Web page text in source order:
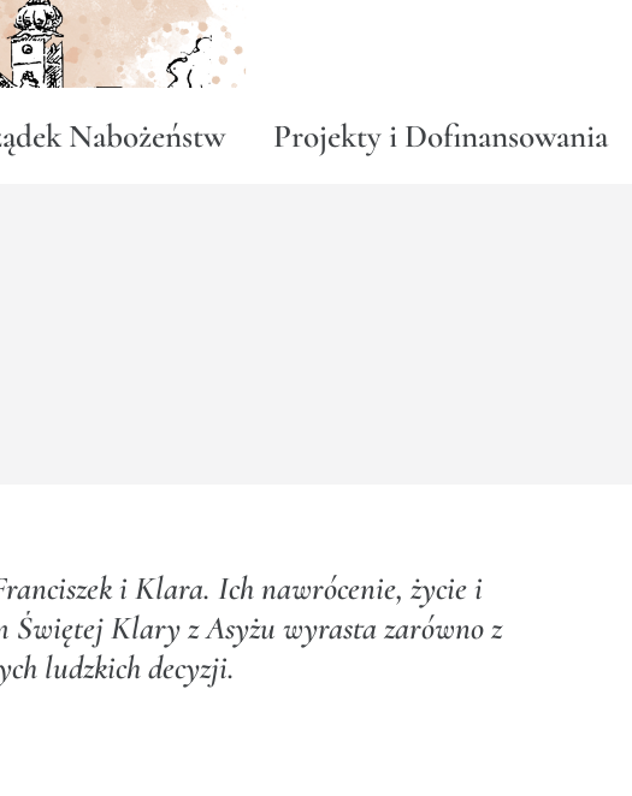
Nabożeństw Projekty i Dofinansowania
i Klara. Ich nawrócenie, życie i
Świętej Klary z Asyżu wyrasta zarówno z
ludzkich decyzji.